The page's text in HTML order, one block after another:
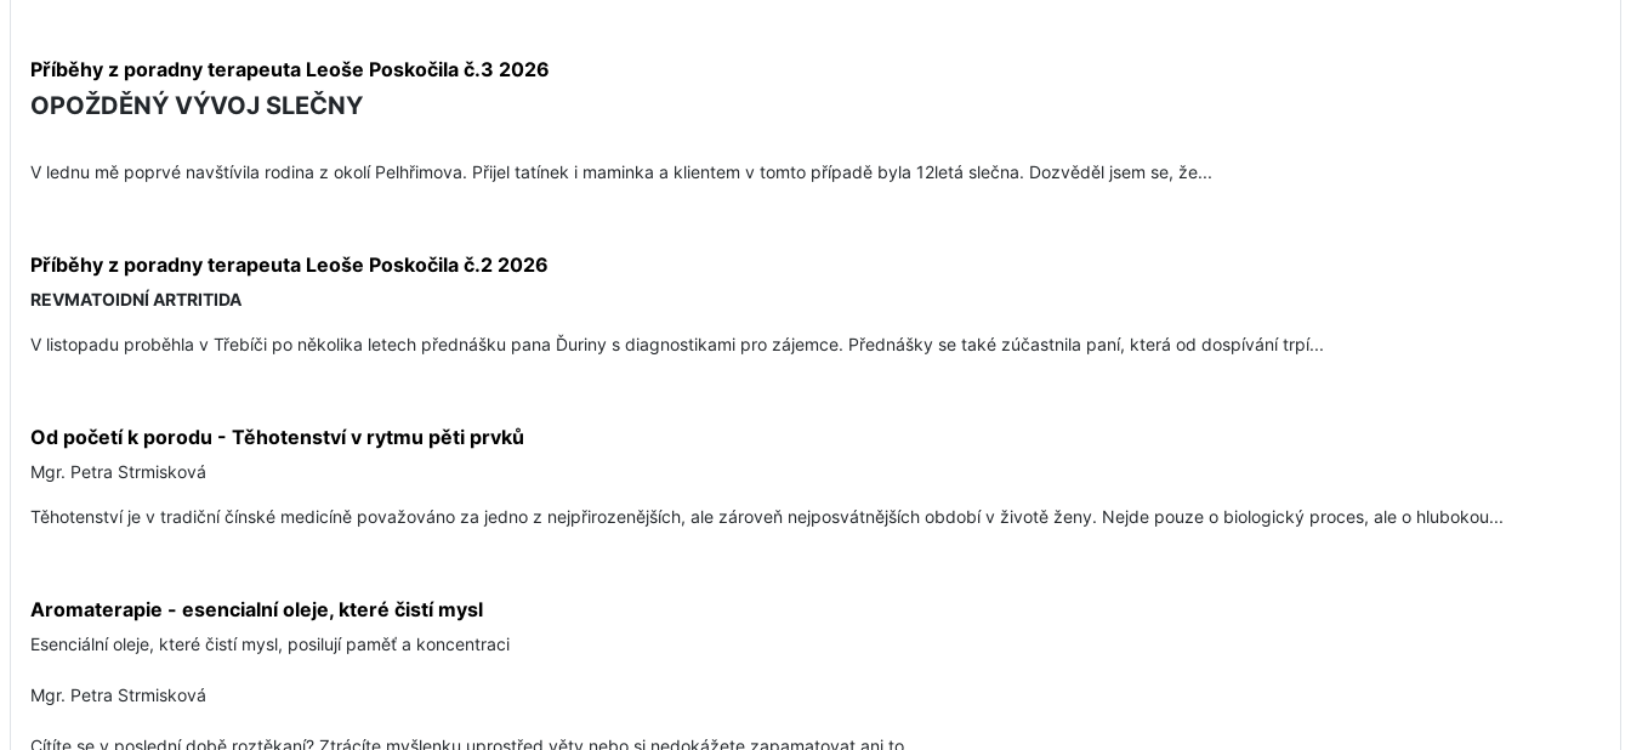
Příběhy z poradny terapeuta Leoše Poskočila č.3 2026
OPOŽDĚNÝ VÝVOJ SLEČNY
V lednu mě poprvé navštívila rodina z okolí Pelhřimova. Přijel tatínek i maminka a klientem v tomto případě byla 12letá slečna. Dozvěděl jsem se, že...
Příběhy z poradny terapeuta Leoše Poskočila č.2 2026
REVMATOIDNÍ ARTRITIDA
V listopadu proběhla v Třebíči po několika letech přednášku pana Ďuriny s diagnostikami pro zájemce. Přednášky se také zúčastnila paní, která od dospívání trpí...
Od početí k porodu - Těhotenství v rytmu pěti prvků
Mgr. Petra Strmisková
Těhotenství je v tradiční čínské medicíně považováno za jedno z nejpřirozenějších, ale zároveň nejposvátnějších období v životě ženy. Nejde pouze o biologický proces, ale o hlubokou...
Aromaterapie - esencialní oleje, které čistí mysl
Esenciální oleje, které čistí mysl, posilují paměť a koncentraci
Mgr. Petra Strmisková